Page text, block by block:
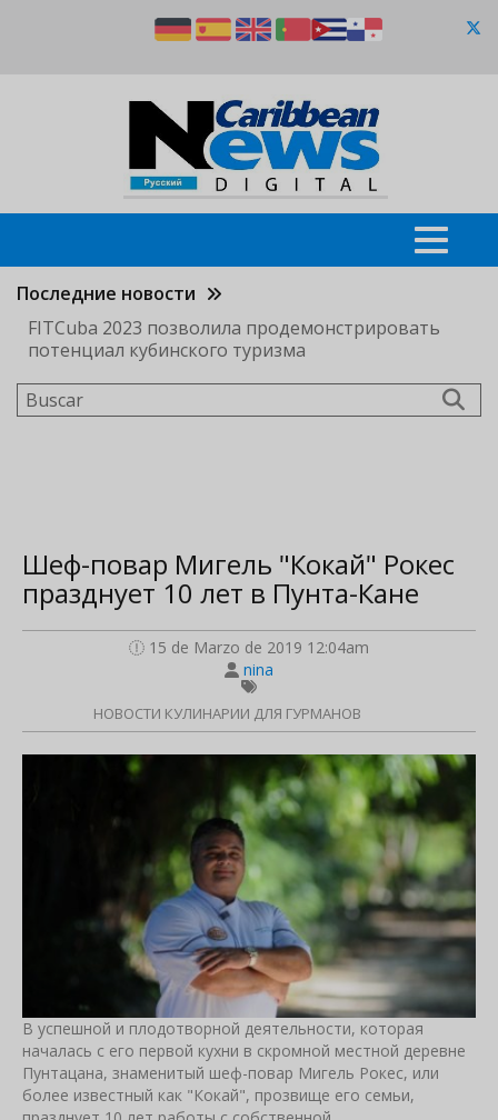
Последние новости
FITCuba 2023 позволила продемонстрировать
потенциал кубинского туризма
Buscar
Шеф-повар Мигель "Кокай" Рокес
празднует 10 лет в Пунта-Кане
15 de Marzo de 2019 12:04am
nina
НОВОСТИ КУЛИНАРИИ ДЛЯ ГУРМАНОВ
В успешной и плодотворной деятельности, которая
началась с его первой кухни в скромной местной деревне
Пунтацана, знаменитый шеф-повар Мигель Рокес, или
более известный как "Кокай", прозвище его семьи,